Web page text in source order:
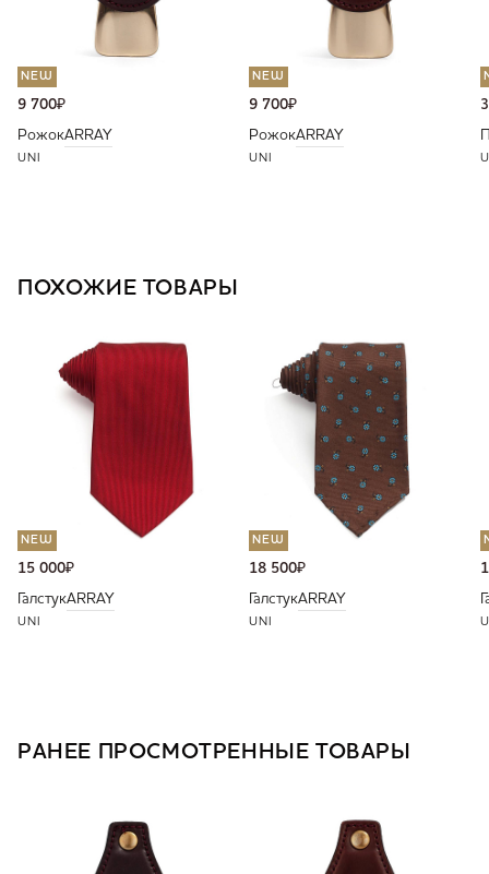
NEW
9 700₽
РожокARRAY
UNI
NEW
9 700₽
РожокARRAY
UNI
ПОХОЖИЕ ТОВАРЫ
NEW
15 000₽
ГалстукARRAY
UNI
NEW
18 500₽
ГалстукARRAY
UNI
РАНЕЕ ПРОСМОТРЕННЫЕ ТОВАРЫ